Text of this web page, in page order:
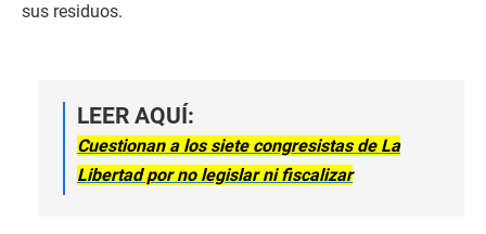
sus residuos.
LEER AQUÍ:
Cuestionan a los siete congresistas de La
Libertad por no legislar ni fiscalizar